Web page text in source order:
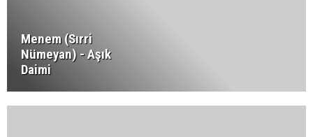
Menem (Sırri
Nümeyan) - Aşık
Daimi